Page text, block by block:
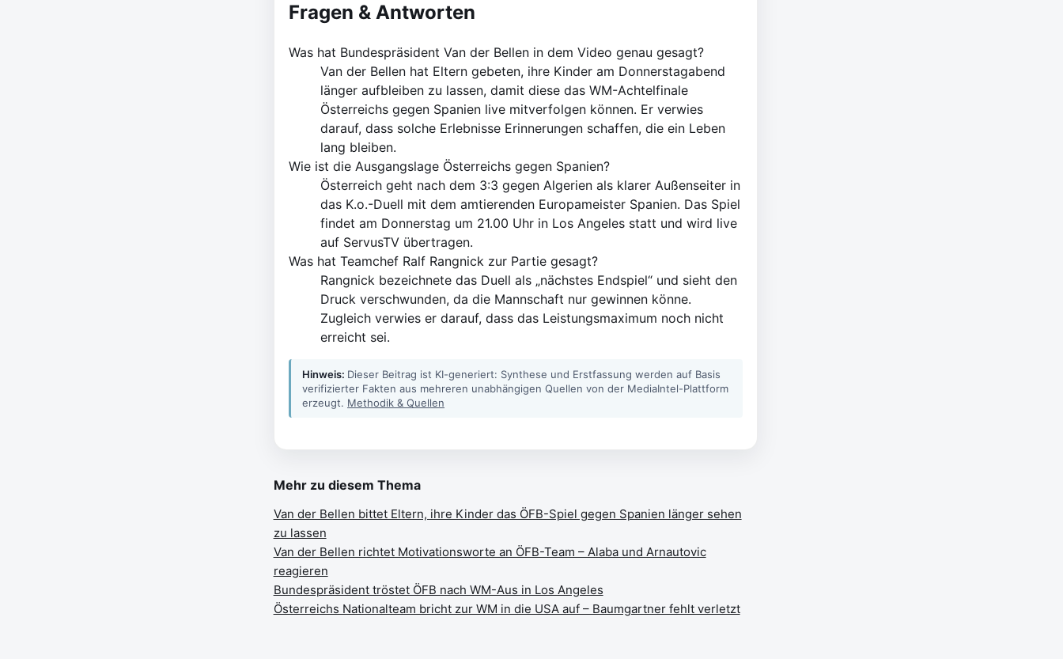
Fragen & Antworten
Was hat Bundespräsident Van der Bellen in dem Video genau gesagt?
Van der Bellen hat Eltern gebeten, ihre Kinder am Donnerstagabend
länger aufbleiben zu lassen, damit diese das WM-Achtelfinale
Österreichs gegen Spanien live mitverfolgen können. Er verwies
darauf, dass solche Erlebnisse Erinnerungen schaffen, die ein Leben
lang bleiben.
Wie ist die Ausgangslage Österreichs gegen Spanien?
Österreich geht nach dem 3:3 gegen Algerien als klarer Außenseiter in
das K.o.-Duell mit dem amtierenden Europameister Spanien. Das Spiel
findet am Donnerstag um 21.00 Uhr in Los Angeles statt und wird live
auf ServusTV übertragen.
Was hat Teamchef Ralf Rangnick zur Partie gesagt?
Rangnick bezeichnete das Duell als „nächstes Endspiel“ und sieht den
Druck verschwunden, da die Mannschaft nur gewinnen könne.
Zugleich verwies er darauf, dass das Leistungsmaximum noch nicht
erreicht sei.
Hinweis: Dieser Beitrag ist KI-generiert: Synthese und Erstfassung werden auf Basis
verifizierter Fakten aus mehreren unabhängigen Quellen von der MediaIntel-Plattform
erzeugt. Methodik & Quellen
Mehr zu diesem Thema
Van der Bellen bittet Eltern, ihre Kinder das ÖFB-Spiel gegen Spanien länger sehen
zu lassen
Van der Bellen richtet Motivationsworte an ÖFB-Team – Alaba und Arnautovic
reagieren
Bundespräsident tröstet ÖFB nach WM-Aus in Los Angeles
Österreichs Nationalteam bricht zur WM in die USA auf – Baumgartner fehlt verletzt